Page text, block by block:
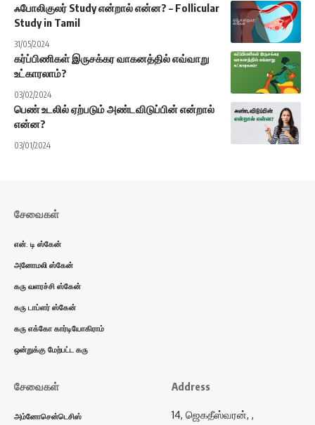
ஃபோலிகுலர் Study என்றால் என்ன? – Follicular
Study in Tamil
31/05/2024
கர்ப்பிணிகள் இருசக்கர வாகனத்தில் எவ்வாறு
உட்காரலாம்?
03/02/2024
பெண் உடலில் ஏற்படும் அண்டவிடுப்பின் என்றால்
என்ன?
03/01/2024
சேவைகள்
என். டி ஸ்கேன்
அனோமலி ஸ்கேன்
கரு வளரச்சி ஸ்கேன்
கரு டாப்ளர் ஸ்கேன்
கரு எக்கோ கார்டியோகிராம்
ஒன்றுக்கு மேற்பட்ட கரு
சேவைகள்
அம்னோசென்டெசிஸ்
Address
14, ஜெகதீஸ்வரன், ,